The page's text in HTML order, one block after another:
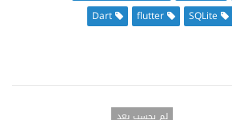
SQLite
flutter
Dart
لم يحسب بعد